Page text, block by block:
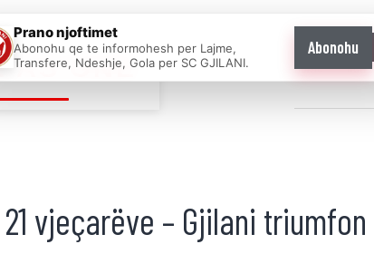
AS ONE Home News
vjeçarëve – Gjilani
Prano njoftimet
Abonohu qe te informohesh per Lajme,
Transfere, Ndeshje, Gola per SC GJILANI.
Abonohu